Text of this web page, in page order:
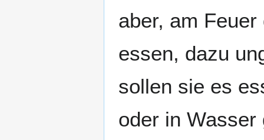
aber, am
essen, dazu
sollen sie es
oder in